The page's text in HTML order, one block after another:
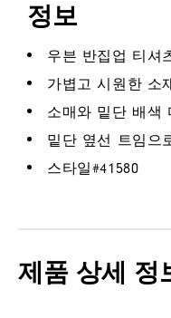
정보
우븐 반집업 티셔
가볍고 시원한 소
소매와 밑단 배색
밑단 옆선 트임으
스타일#41580
제품 상세 정